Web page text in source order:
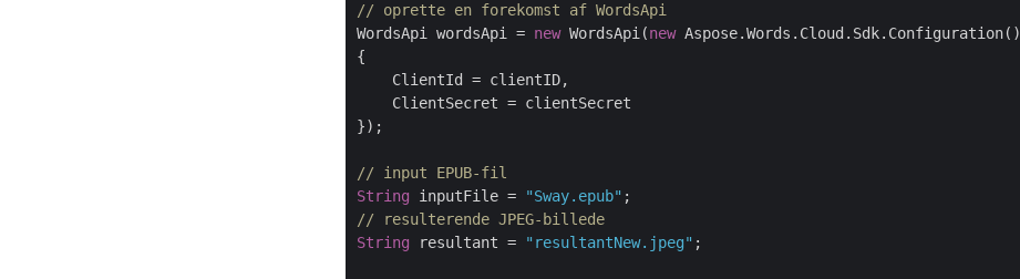
// oprette en forekomst af WordsApi
WordsApi wordsApi = new WordsApi(new Aspose.Words.Cloud.Sdk.Configuration()
{
    ClientId = clientID,
    ClientSecret = clientSecret
});
// input EPUB-fil
String inputFile = "Sway.epub"
// resulterende JPEG-billede
String resultant = "resultantNew.jpeg" ;